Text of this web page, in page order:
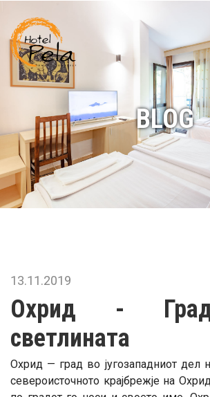
BLOG
13.11.2019
Охрид -
светлината
Охрид — град во југозападниот дел
североисточното крајбрежје на